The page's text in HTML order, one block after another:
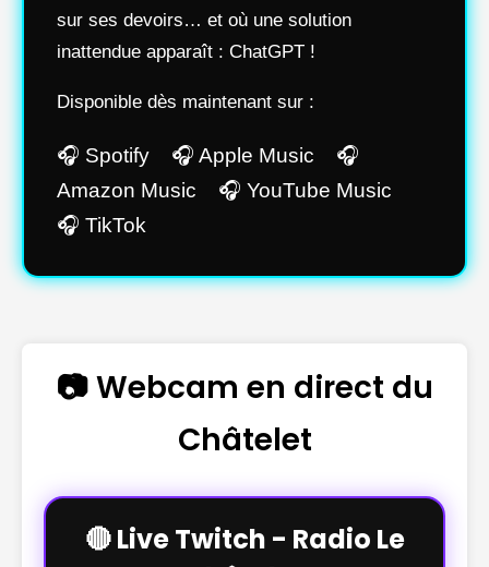
sur ses devoirs… et où une solution
inattendue apparaît : ChatGPT !
Disponible dès maintenant sur :
🎧 Spotify 🎧 Apple Music 🎧
Amazon Music 🎧 YouTube Music
🎧 TikTok
📷 Webcam en direct du
Châtelet
🔴 Live Twitch - Radio Le